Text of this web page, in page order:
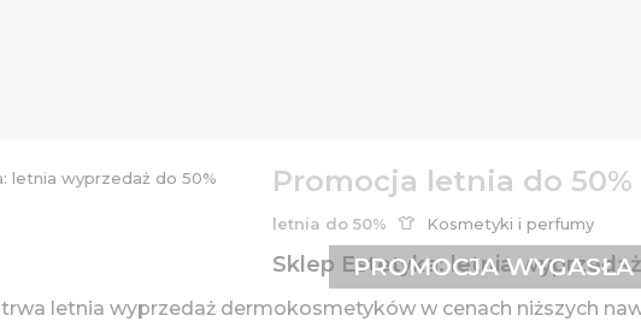
Promocja letnia do 50%
letnia do 50% Kosmetyki i perfumy
Sklep Estetyka: letnia
trwa letnia wyprzedaż dermokosmetyków w cenach niższych
PROMOCJA WYGASŁA